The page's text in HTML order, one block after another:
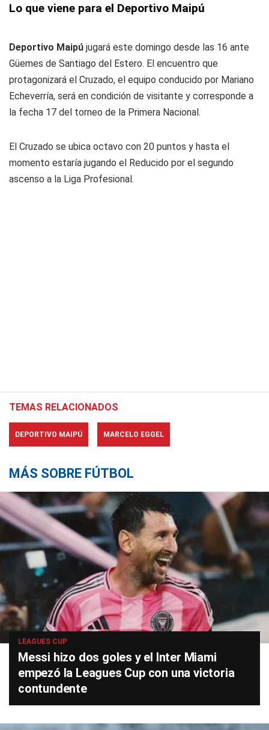
Lo que viene para el Deportivo Maipú
Deportivo Maipú jugará este domingo desde las 16 ante
Güemes de Santiago del Estero. El encuentro que
protagonizará el Cruzado, el equipo conducido por Mariano
Echeverría, será en condición de visitante y corresponde a
la fecha 17 del torneo de la Primera Nacional.
El Cruzado se ubica octavo con 20 puntos y hasta el
momento estaría jugando el Reducido por el segundo
ascenso a la Liga Profesional.
TEMAS RELACIONADOS
DEPORTIVO MAIPÚ MARCELO EGGEL
MÁS SOBRE FÚTBOL
LEAGUES CUP
Messi hizo dos goles y el Inter Miami
empezó la Leagues Cup con una victoria
contundente